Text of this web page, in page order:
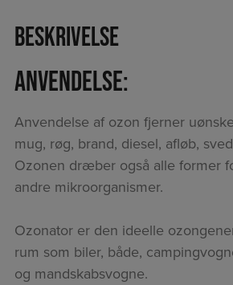
Beskrivelse
Anvendelse:
Anvendelse af ozon fjerner
mug, røg, brand, diesel, afløb,
Ozonen dræber også alle former
andre mikroorganismer.
Ozonator er den ideelle
rum som biler, både,
og mandskabsvogne.